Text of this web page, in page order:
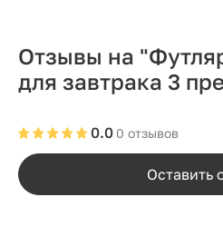
Отзывы на
для завтрака 3
0 отзывов
0.0
Оставить